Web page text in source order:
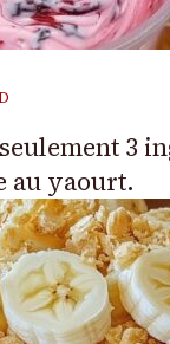
3
au yaourt.